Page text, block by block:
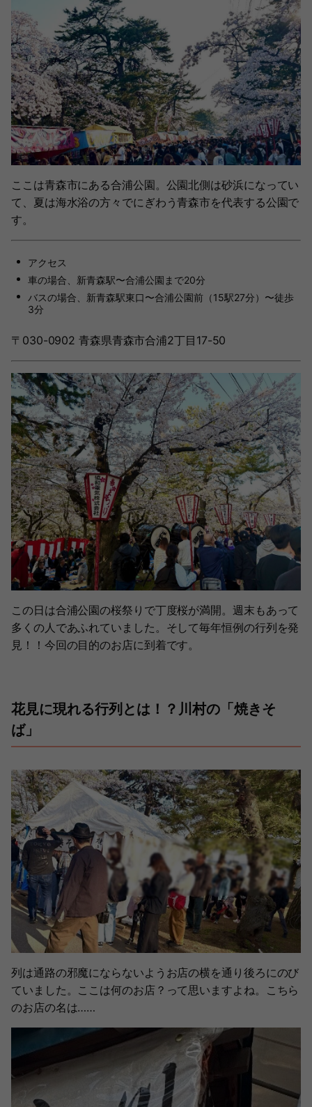
ここは青森市にある合浦公園。公園北側は砂浜になってい
て、夏は海水浴の方々でにぎわう青森市を代表する公園で
す。
アクセス
車の場合、新青森駅〜合浦公園まで20分
バスの場合、新青森駅東口〜合浦公園前（15駅27分）〜徒歩
3分
〒030-0902 青森県青森市合浦2丁目17-50
この日は合浦公園の桜祭りで丁度桜が満開。週末もあって
多くの人であふれていました。そして毎年恒例の行列を発
見！！今回の目的のお店に到着です。
花見に現れる行列とは！？川村の「焼きそ
ば」
列は通路の邪魔にならないようお店の横を通り後ろにのび
ていました。ここは何のお店？って思いますよね。こちら
のお店の名は……